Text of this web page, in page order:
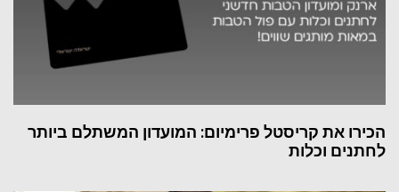
הכירו את קריסטל פרימיום: המועדון המשתלם ביותר
לחתנים וכלות